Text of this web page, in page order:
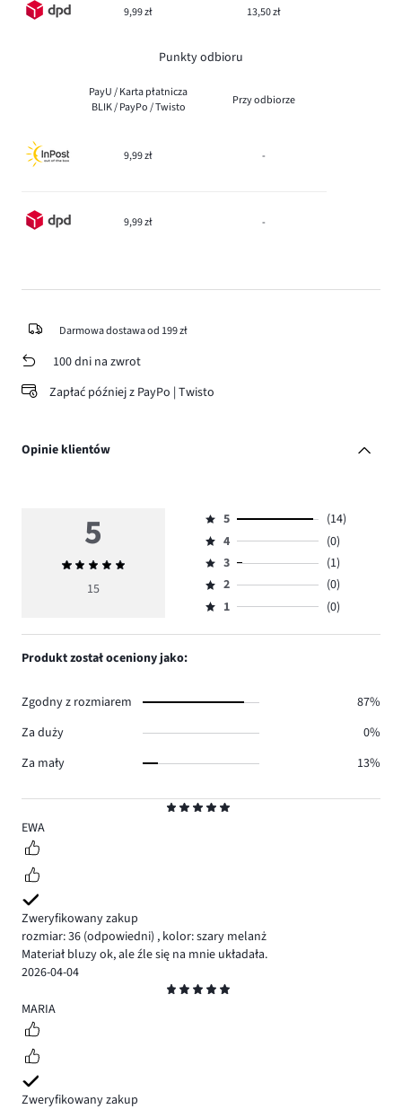
9,99 zł 13,50 zł
Punkty odbioru
PayU / Karta płatnicza
BLIK / PayPo / Twisto
Przy odbiorze
9,99 zł -
9,99 zł -
Darmowa dostawa od 199 zł
100 dni na zwrot
Zapłać później z PayPo | Twisto
Opinie klientów
5
EWA
Zweryfikowany zakup
rozmiar: 36 (odpowiedni) , kolor: szary melanż
Materiał bluzy ok, ale źle się na mnie układała.
2026-04-04
5
MARIA
Zweryfikowany zakup
5
Średnia
ocena
15
Ocena
5,
ilość
głosów
14.
5
(14)
Ocena
4,
ilość
głosów
4
(0)
Ocena
3,
ilość
3
(1)
Ocena
2,
2
(0)
Ocena
1,
1 (0)
Produkt został oceniony jako:
Zgodny z rozmiarem
87%
Za duży
0%
Za mały
13%